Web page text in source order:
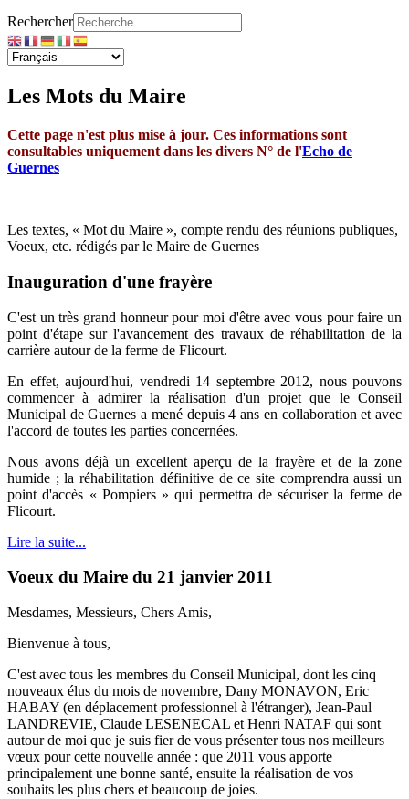
Rechercher
Les Mots du Maire
Cette page n'est plus mise à jour. Ces informations sont
consultables uniquement dans les divers N° de l'Echo de
Guernes
Les textes, « Mot du Maire », compte rendu des réunions publiques,
Voeux, etc. rédigés par le Maire de Guernes
Inauguration d'une frayère
C'est un très grand honneur pour moi d'être avec vous pour faire un
point d'étape sur l'avancement des travaux de réhabilitation de la
carrière autour de la ferme de Flicourt.
En effet, aujourd'hui, vendredi 14 septembre 2012, nous pouvons
commencer à admirer la réalisation d'un projet que le Conseil
Municipal de Guernes a mené depuis 4 ans en collaboration et avec
l'accord de toutes les parties concernées.
Nous avons déjà un excellent aperçu de la frayère et de la zone
humide ; la réhabilitation définitive de ce site comprendra aussi un
point d'accès « Pompiers » qui permettra de sécuriser la ferme de
Flicourt.
Lire la suite...
Voeux du Maire du 21 janvier 2011
Mesdames, Messieurs, Chers Amis,
Bienvenue à tous,
C'est avec tous les membres du Conseil Municipal, dont les cinq
nouveaux élus du mois de novembre, Dany MONAVON, Eric
HABAY (en déplacement professionnel à l'étranger), Jean-Paul
LANDREVIE, Claude LESENECAL et Henri NATAF qui sont
autour de moi que je suis fier de vous présenter tous nos meilleurs
vœux pour cette nouvelle année : que 2011 vous apporte
principalement une bonne santé, ensuite la réalisation de vos
souhaits les plus chers et beaucoup de joies.